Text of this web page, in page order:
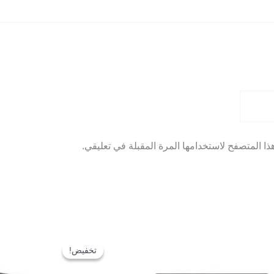
المتصفح لاستخدامها المرة المقبلة في تعليقي.
تخفيض!
تخفيض!